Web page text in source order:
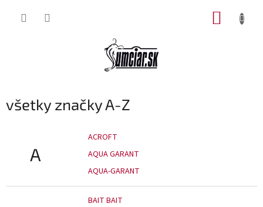
všetky značky A-Z
A
ACROFT
AQUA GARANT
AQUA-GARANT
BAIT BAIT